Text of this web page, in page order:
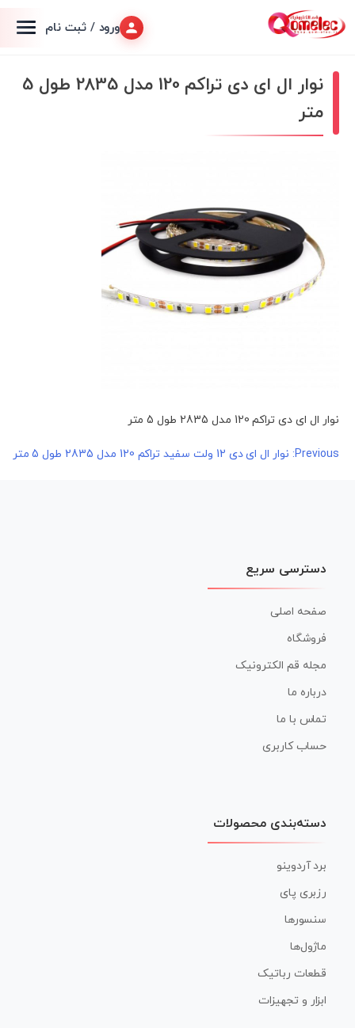
ورود / ثبت نام
نوار ال ای دی تراکم 120 مدل 2835 طول 5
متر
نوار ال ای دی تراکم 120 مدل 2835 طول 5 متر
راهبری
Previous: نوار ال ای دی 12 ولت سفید تراکم 120 مدل 2835 طول 5 متر
دسترسی سریع
صفحه اصلی
فروشگاه
مجله قم الکترونیک
درباره ما
تماس با ما
حساب کاربری
دسته‌بندی محصولات
برد آردوینو
رزبری پای
سنسورها
ماژول‌ها
قطعات رباتیک
ابزار و تجهیزات